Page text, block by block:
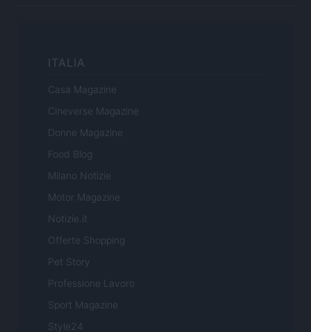
ITALIA
Casa Magazine
Cineverse Magazine
Donne Magazine
Food Blog
Milano Notizie
Motor Magazine
Notizie.it
Offerte Shopping
Pet Story
Professione Lavoro
Sport Magazine
Style24